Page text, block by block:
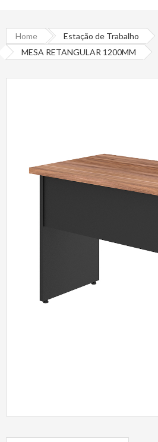
Home
Estação de Trabalho
MESA RETANGULAR 1200MM